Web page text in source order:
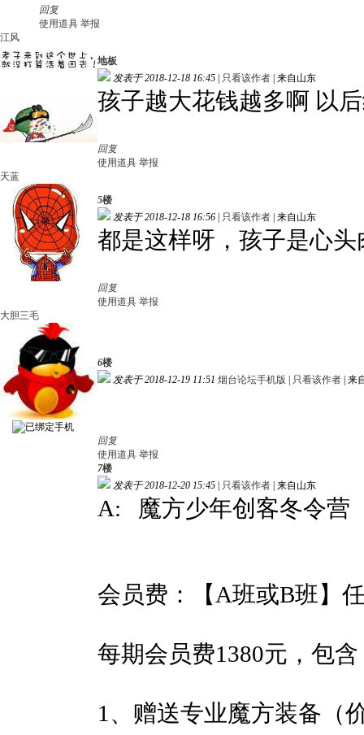
回复
使用道具 举报
江风
地板
发表于 2018-12-18 16:45
只看该作者 来自山东
孩子越大花钱越多啊 以
回复
使用道具 举报
天蓝
5楼
发表于 2018-12-18 16:56
只看该作者 来自山东
都是这样呀，孩子是心头
回复
使用道具 举报
大胆三毛
6楼
发表于 2018-12-19 11:51 烟台论坛手机版 只看该作者 来
回复
使用道具 举报
7楼
发表于 2018-12-20 15:45
只看该作者 来自山东
A: 魔方少年创客冬令营
会员费：【A班或B班】
每期会员费1380元，包含
1、赠送专业魔方装备（